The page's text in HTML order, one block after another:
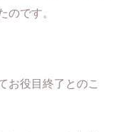
のです。
お役目終了とのこ